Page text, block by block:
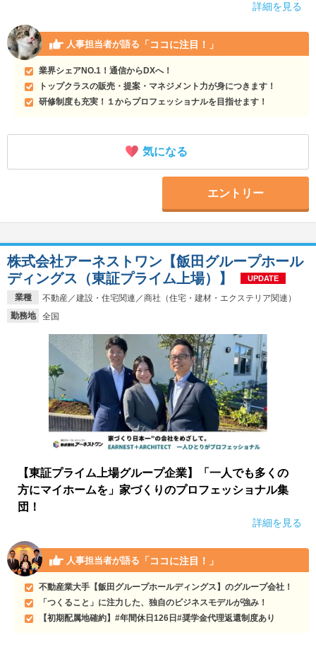
詳細を見る
人事担当者が語る 「ココに注目！」
業界シェアNO.1！通信からDXへ！
トップクラスの販売・提案・マネジメント力が身につきます！
研修制度も充実！１からプロフェッショナルを目指せます！
気になる
エントリー
業種
不動産／建設・住宅関連／商社（住宅・建材・エクステリア関連）
勤務地
全国
株式会社アーネストワン【飯田グループホール
ディングス（東証プライム上場）】
UPDATE
【東証プライム上場グループ企業】「一人でも多くの
方にマイホームを」家づくりのプロフェッショナル集
団！
詳細を見る
人事担当者が語る 「ココに注目！」
不動産業大手【飯田グループホールディングス】のグループ会社！
「つくること」に注力した、独自のビジネスモデルが強み！
【初期配属地確約】#年間休日126日#奨学金代理返還制度あり